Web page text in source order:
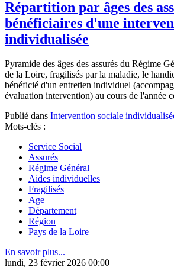
Répartition par âges des
bénéficiaires d'une
individualisée
Pyramide des âges des assurés du Régime
de la Loire, fragilisés par la maladie, le
bénéficié d'un entretien individuel
évaluation intervention) au cours de l'année
Publié dans Intervention sociale
Mots-clés :
Service Social
Assurés
Régime Général
Aides individuelles
Fragilisés
Age
Département
Région
Pays de la Loire
En savoir plus...
lundi, 23 février 2026 00:00